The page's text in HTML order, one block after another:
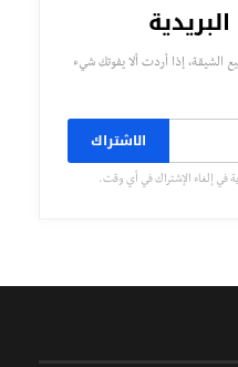
إذا أردت ألا يفوتك شيء
الاشتراك
في إلغاء الإشتراك في أي وقت.